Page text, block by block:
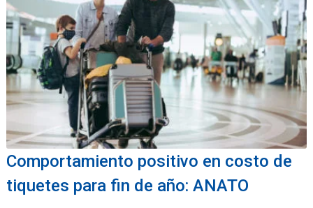
Comportamiento positivo en costo de
tiquetes para fin de año: ANATO